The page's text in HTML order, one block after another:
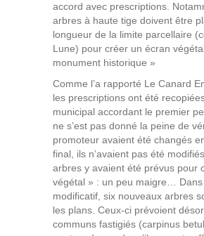
accord avec prescriptions.
arbres à haute tige doivent être
longueur de la limite parcellaire
Lune) pour créer un écran
monument historique »
Comme l’a rapporté Le Canard
les prescriptions ont été
municipal accordant le premier
ne s’est pas donné la peine de
promoteur avaient été changés
final, ils n’avaient pas été
arbres y avaient été prévus pour
végétal » : un peu maigre…
modificatif, six nouveaux arbres
les plans. Ceux-ci prévoient
communs fastigiés (carpinus